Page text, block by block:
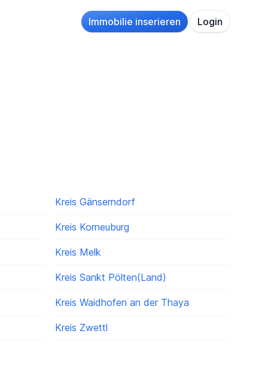
Immobilie inserieren Login
Kreis Gänserndorf
Kreis Korneuburg
Kreis Melk
Kreis Sankt Pölten(Land)
Kreis Waidhofen an der Thaya
Kreis Zwettl